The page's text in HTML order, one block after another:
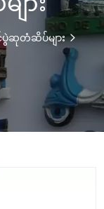
ပွဲဆုတံဆိပ်များ